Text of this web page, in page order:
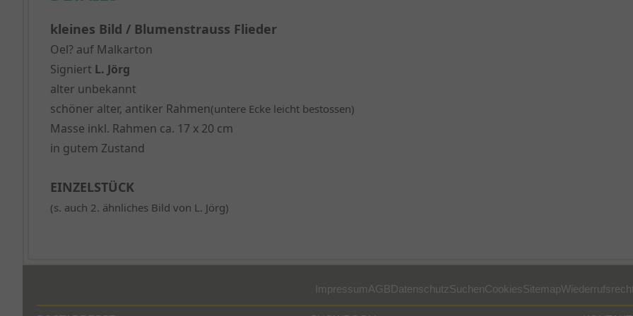
kleines Bild / Blumenstrauss Flieder
Oel? auf Malkarton
Signiert L. Jörg
alter unbekannt
schöner alter, antiker Rahmen(untere Ecke leicht bestossen)
Masse inkl. Rahmen ca. 17 x 20 cm
in gutem Zustand
EINZELSTÜCK
(s. auch 2. ähnliches Bild von L. Jörg)
ImpressumAGBDatenschutzSuchenCookiesSitemap